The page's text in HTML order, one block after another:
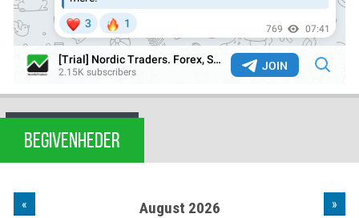
BEGIVENHEDER
« August 2026 »